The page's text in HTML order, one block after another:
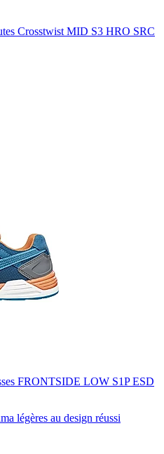
Crosstwist MID S3 HRO SRC
FRONTSIDE LOW S1P ESD
légères au design réussi